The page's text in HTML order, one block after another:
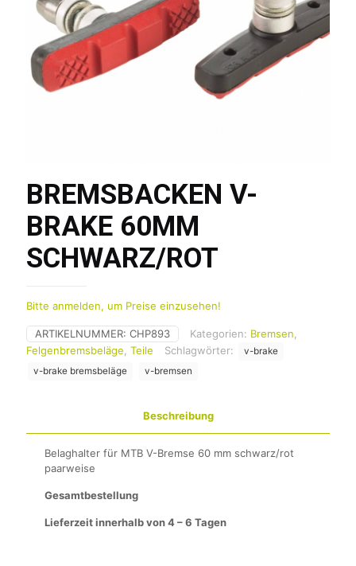
BREMSBACKEN V-
BRAKE 60MM
SCHWARZ/ROT
Bitte anmelden, um Preise einzusehen!
ARTIKELNUMMER: CHP893 Kategorien: Bremsen
Felgenbremsbeläge Teile Schlagwörter:
v-brake
v-brake bremsbeläge
v-bremsen
Beschreibung
Belaghalter für MTB V-Bremse 60 mm schwarz/rot
paarweise
Gesamtbestellung
Lieferzeit innerhalb von 4 – 6 Tagen